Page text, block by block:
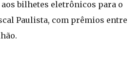
bilhetes eletrônicos para o
Paulista, com prêmios entre